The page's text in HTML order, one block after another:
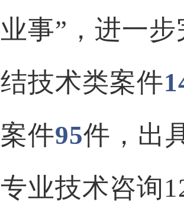
业事”，进一
结技术类案件
案件95件，出
专业技术咨询